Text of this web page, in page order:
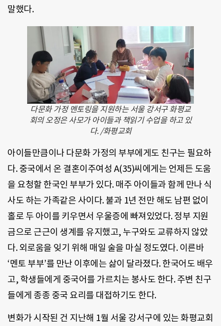
말했다.
다문화 가정 멘토링을 지원하는 서울 강서구 화평교
회의 오정은 사모가 아이들과 책읽기 수업을 하고 있
다. /화평교회
아이들만큼이나 다문화 가정의 부부에게도 친구는 필요하
다. 중국에서 온 결혼이주여성 A(35)씨에게는 언제든 도움
을 요청할 한국인 부부가 있다. 매주 아이들과 함께 만나 식
사도 하는 가족같은 사이다. 불과 1년 전만 해도 남편 없이
홀로 두 아이를 키우면서 우울증에 빠져있었다. 정부 지원
금으로 근근이 생계를 유지했고, 누구와도 교류하지 않았
다. 외로움을 잊기 위해 매일 술을 마실 정도였다. 이른바
‘멘토 부부’를 만난 이후에는 삶이 달라졌다. 한국어도 배우
고, 학생들에게 중국어를 가르치는 봉사도 한다. 주변 친구
들에게 종종 중국 요리를 대접하기도 한다.
변화가 시작된 건 지난해 1월 서울 강서구에 있는 화평교회